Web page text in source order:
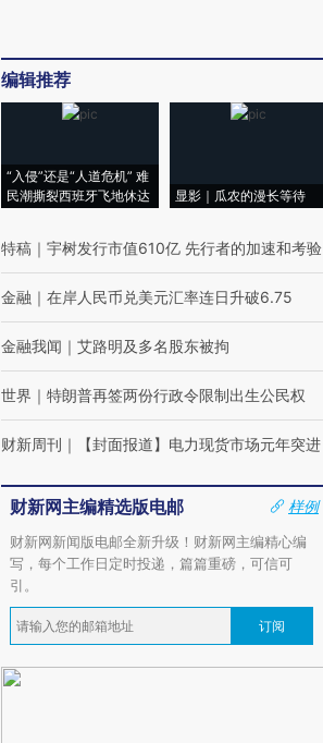
编辑推荐
“入侵”还是“人道危机” 难
民潮撕裂西班牙飞地休达
显影｜瓜农的漫长等待
特稿 ｜ 宇树发行市值610亿 先行者的加速和考验
金融 ｜ 在岸人民币兑美元汇率连日升破6.75
金融我闻 ｜ 艾路明及多名股东被拘
世界 ｜ 特朗普再签两份行政令限制出生公民权
财新周刊 ｜ 【封面报道】电力现货市场元年突进
财新网主编精选版电邮
样例
财新网新闻版电邮全新升级！财新网主编精心编
写，每个工作日定时投递，篇篇重磅，可信可
引。
订阅